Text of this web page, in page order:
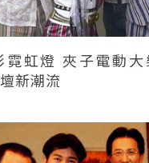
霓虹燈 夾子電動
新潮流